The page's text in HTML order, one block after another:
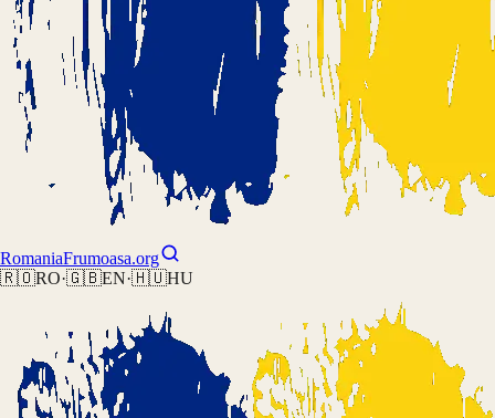
RomaniaFrumoasa.org
🇷🇴RO·🇬🇧EN·🇭🇺HU